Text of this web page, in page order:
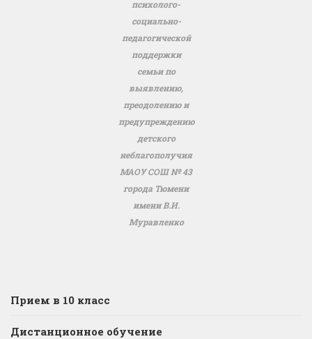
психолого-
социально-
педагогической
поддержки
семьи по
выявлению,
преодолению и
предупреждению
детского
неблагополучия
МАОУ СОШ № 43
города Тюмени
имени В.И.
Муравленко
Прием в 10 класс
Дистанционное обучение